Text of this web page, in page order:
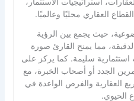
العقاري محليًا وعالميًا.
حيث يجمع بين الرؤية
مما يمنح القارئ صورة
سليمة. كما يركز على
الجدد أو أصحاب الخبرة، مع
العقارية والفرص الواعدة في
الحيوي.